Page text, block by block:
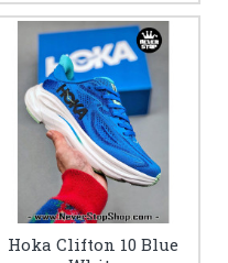
Hoka Clifton 10 Blue